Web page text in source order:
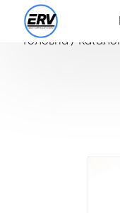
Головна / Каталог